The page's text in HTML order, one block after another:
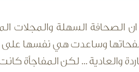
الصحافة السهلة والمجلات
صفحاتها وساعدت هي نفسها
والعادية ... لكن المفاجأة